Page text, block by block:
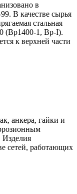
в
В качестве сырья
стальная
(Вр1400-1, Вр-I).
к верхней части
анкера, гайки и
Изделия
сетей, работающих